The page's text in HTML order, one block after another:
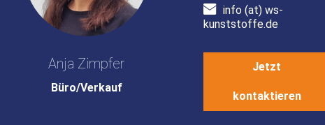
Anja Zimpfer
Büro/Verkauf
info (at) ws-
kunststoffe.de
Jetzt
kontaktieren